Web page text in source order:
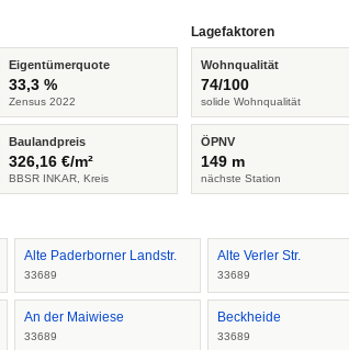
Eigentümerquote
33,3 %
Zensus 2022
Baulandpreis
326,16 €/m²
BBSR INKAR, Kreis
Lagefaktoren
Wohnqualität
74/100
solide Wohnqualität
ÖPNV
149 m
nächste Station
Alte Paderborner Landstr.
33689
Alte Verler Str.
33689
An der Maiwiese
33689
Beckheide
33689